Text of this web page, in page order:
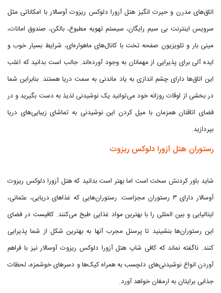
اتاق‌های مدرن و حیرت انگیز هتل آزورا دلوکس ریزوت آوسالار با امکاناتی مثل
سرویس اینترنت بی سیم رایگان، سیستم تهویه مطبوع، بالکن، صندوق امانات،
مینی بار و تلویزیون صفحه تخت با کانال‌های ماهواره‌ای، شرایط بسیار خوب و
ایده آلی برای پذیرایی از مهمانان به وجود آورده‌اند. جالب است بدانید که اغلب
این اتاق‌ها دارای چشم اندازی به یاد ماندنی به سمت دریا هستند. بنابراین شما
در بخشی از اوقات روزانه خود می‌توانید یک نوشیدنی لذیذ به دست بگیرید و در
فضای اتاقتان همزمان با میل کردن این نوشیدنی به تماشای زیبایی‌های دریا
بپردازید.
رستوران هتل آزورا دلوکس ریزوت
شاید باور کردنش سخت است اما بهتر است بدانید که هتل آزورا دلوکس ریزوت
آوسالار دارای ۳ رستوران مجزاست. رستوران‌هایی که غذاهای دریایی، عثمانی،
ایتالیایی و بین المللی را با بهترین مواد غذایی طبخ می‌کنند. کافیست در فضای
این رستوران‌ها بنشینید تا پرسنل مجرب آنها به بهترین شکل از شما پذیرایی
کنند. ناگفته نماند که کافی شاپ هتل آزورا دلوکس ریزوت آوسالار نیز با فراهم
آوردن انواع نوشیدنی‌های دلچسب به همراه کیک‌ها و دسرهای خوشمزه، لحظات
جذابی برایتان به ارمغان خواهد آورد.